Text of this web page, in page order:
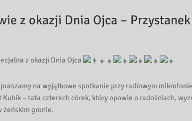
z okazji Dnia Ojca –
z okazji Dnia Ojca
na wyjątkowe spotkanie przy radiowym
Kubik – tata czterech córek, który opowie o radościach,
żeńskim gronie.